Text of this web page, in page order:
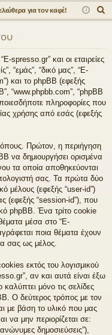
δε
ση
ρα
φ
για τον καφέ!
ν
spresso.gr” και οι εταιρείες
“εμάς”, “δικό μας”, “E-
και το phpBB (εφεξής
“www.phpbb.com”, “phpBB
πληροφορίες που
χρήσης από εσάς (εφεξής
Πρώτον, η περιήγηση
να δημιουργήσει ορισμένα
τα οποία αποθηκεύονται
σας. Τα πρώτα δύο
μέλους (εφεξής “user-id”)
(εφεξής “session-id”), που
phpBB. Ένα τρίτο cookie
μέσα στο “E-
ποια θέματα έχουν
σας ως μέλος.
εκτός του λογισμικού
αν και αυτά είναι έξω
μόνο τις σελίδες
Ο δεύτερος τρόπος με τον
με βάση το υλικό που μας
να μην περιορίζεται σε:
δημοσιεύσεις”),